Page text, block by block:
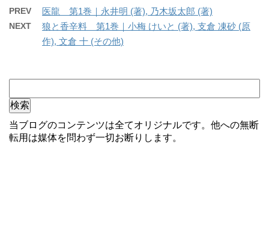
PREV 医龍 第1巻｜永井明 (著), 乃木坂太郎 (著)
NEXT
狼と香辛料 第1巻｜小梅 けいと (著), 支倉 凍砂 (原
作), 文倉 十 (その他)
当ブログのコンテンツは全てオリジナルです。他への無断
転用は媒体を問わず一切お断りします。